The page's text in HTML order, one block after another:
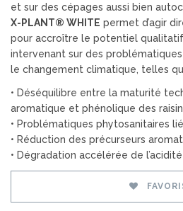
et sur des cépages aussi bien
X-PLANT® WHITE permet d’agir
pour accroître le potentiel qualitatif
intervenant sur des
le changement climatique, telles
• Déséquilibre entre la maturité
aromatique et phénolique des
• Problématiques phytosanitaires
• Réduction des précurseurs
• Dégradation accélérée de l’acidité